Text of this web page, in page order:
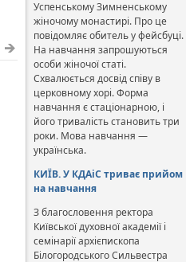
Успенському Зимненському
жіночому монастирі. Про це
повідомляє обитель у фейсбуці.
На навчання запрошуються
особи жіночої статі.
Схвалюється досвід співу в
церковному хорі. Форма
навчання є стаціонарною, і
його тривалість становить три
роки. Мова навчання —
українська.
КИЇВ. У КДАіС триває прийом
на навчання
З благословення ректора
Київської духовної академії і
семінарії архієпископа
Білогородського Сильвестра